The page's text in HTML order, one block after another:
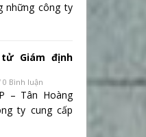
những công ty
Giám định
0 Bình luận
– Tân Hoàng
ty cung cấp